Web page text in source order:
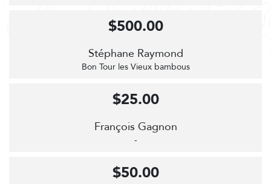
Stéphane Raymond
Bon Tour les Vieux bambous
$500.00
François Gagnon
-
$25.00
$50.00